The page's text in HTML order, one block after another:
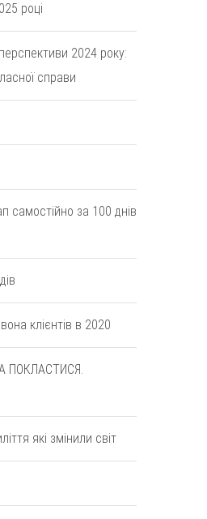
році
2024 року:
справи
самостійно за 100 днів
клієнтів в 2020
ПОКЛАСТИСЯ.
які змінили світ